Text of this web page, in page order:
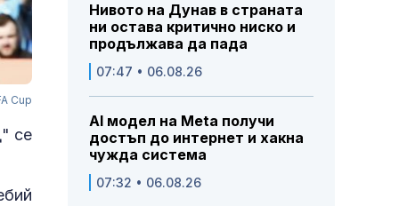
Cup
се
Нивото на Дунав в страната
ни остава критично ниско и
продължава да пада
07:47 • 06.08.26
AI модел на Meta получи
достъп до интернет и хакна
чужда система
07:32 • 06.08.26